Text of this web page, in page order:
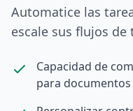
Automatice las
escale sus flujos
Capacidad de
para